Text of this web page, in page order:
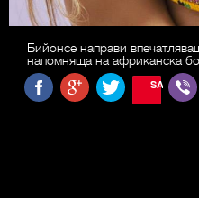
Бийонсе направи
напомняща на африканска
SAVE